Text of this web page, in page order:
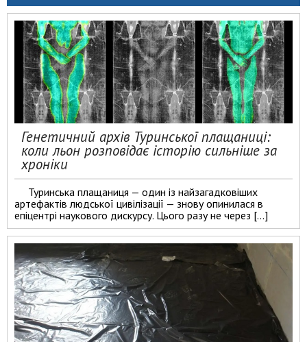
Генетичний архів Туринської плащаниці:
коли льон розповідає історію сильніше за
хроніки
Туринська плащаниця — один із найзагадковіших
артефактів людської цивілізації — знову опинилася в
епіцентрі наукового дискурсу. Цього разу не через […]